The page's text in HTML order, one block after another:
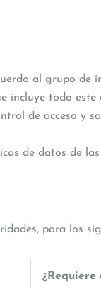
al grupo de
incluye todo
de acceso y
de datos de las
para los
¿Requiere